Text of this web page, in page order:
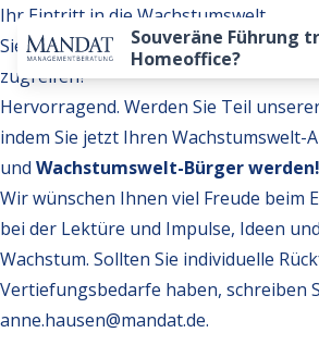
Souveräne Führung
Homeoffice?
Ihr Eintritt in die Wachstumswelt
Sie möchten auf weitere Inhalte der
zugreifen?
Hervorragend. Werden Sie Teil
indem Sie jetzt Ihren Wachstumswelt-
und Wachstumswelt-Bürger werden!
Wir wünschen Ihnen viel Freude beim
bei der Lektüre und Impulse, Ideen
Wachstum. Sollten Sie individuelle
Vertiefungsbedarfe haben, schreiben
anne.hausen@mandat.de.